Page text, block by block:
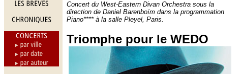
Concert du West-Eastern Divan Orchestra sous la
direction de Daniel Barenboïm dans la programmation
Piano**** à la salle Pleyel, Paris.
Triomphe pour le WEDO